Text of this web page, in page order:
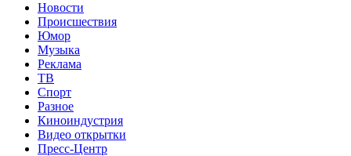
Новости
Происшествия
Юмор
Музыка
Реклама
ТВ
Спорт
Разное
Киноиндустрия
Видео открытки
Пресс-Центр